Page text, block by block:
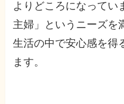
よりどころになってい
主婦」というニーズを
生活の中で安心感を得
ます。